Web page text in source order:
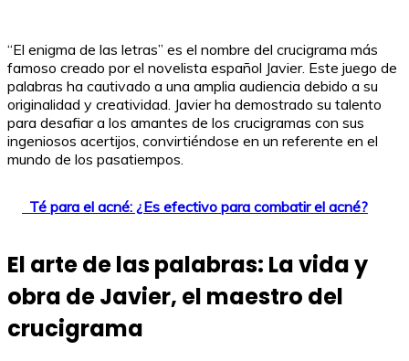
“El enigma de las letras” es el nombre del crucigrama más
famoso creado por el novelista español Javier. Este juego de
palabras ha cautivado a una amplia audiencia debido a su
originalidad y creatividad. Javier ha demostrado su talento
para desafiar a los amantes de los crucigramas con sus
ingeniosos acertijos, convirtiéndose en un referente en el
mundo de los pasatiempos.
Té para el acné: ¿Es efectivo para combatir el acné?
El arte de las palabras: La vida y
obra de Javier, el maestro del
crucigrama